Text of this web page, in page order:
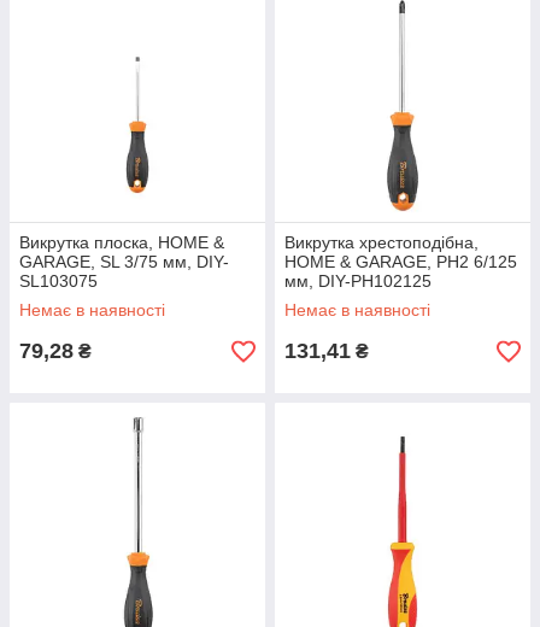
Викрутка плоска, HOME &
GARAGE, SL 3/75 мм, DIY-
SL103075
Немає в наявності
79,28 ₴
Викрутка хрестоподібна,
HOME & GARAGE, PH2 6/125
мм, DIY-PH102125
Немає в наявності
131,41 ₴